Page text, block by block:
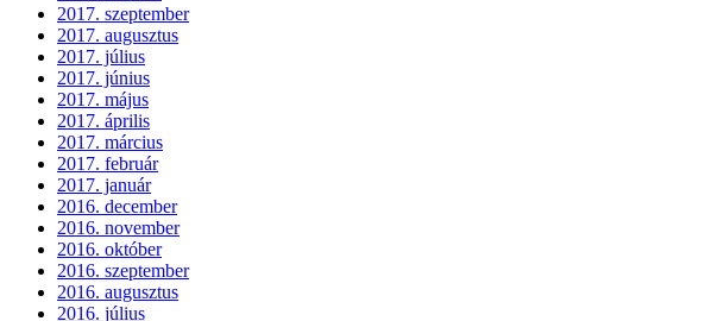
2017. szeptember
2017. augusztus
2017. július
2017. június
2017. május
2017. április
2017. március
2017. február
2017. január
2016. december
2016. november
2016. október
2016. szeptember
2016. augusztus
2016. július